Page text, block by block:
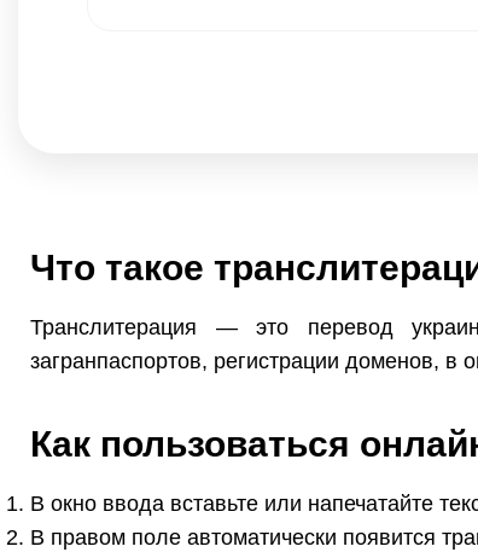
Что такое
Транслитерация — это перевод
загранпаспортов, регистрации доменов, в
Как пользоваться
В окно ввода вставьте или напечатайте
В правом поле автоматически появится